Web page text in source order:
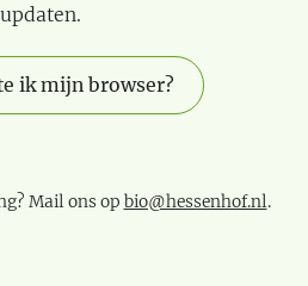
updaten.
ik mijn browser?
Mail ons op bio@hessenhof.nl.